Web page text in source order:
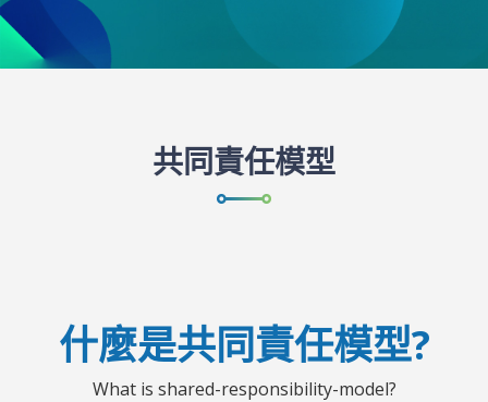
共同責任模型
什麼是共同責任模型?
What is shared-responsibility-model?